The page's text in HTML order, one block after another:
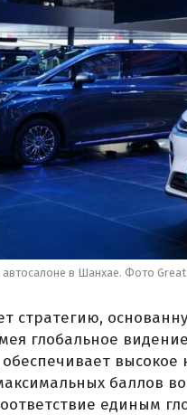
автосалоне в Шанхае. Фото
стратегию,
глобальное
высокое
баллов
единым